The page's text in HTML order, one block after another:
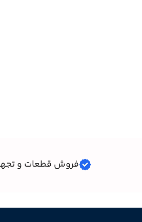
فروش قطعات و